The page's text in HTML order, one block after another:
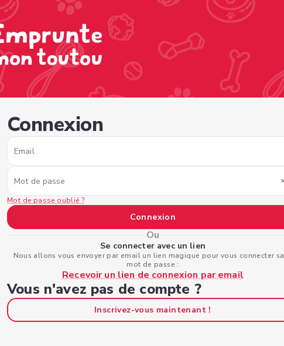
Connexion
Email
Mot de passe
Mot de passe oublié ?
Connexion
Ou
Se connecter avec un lien
Nous allons vous envoyer par email un lien magique pour vous connecter
mot de passe :
Recevoir un lien de connexion par email
Vous n'avez pas de compte ?
Inscrivez-vous maintenant !
9c42-608f517adb81